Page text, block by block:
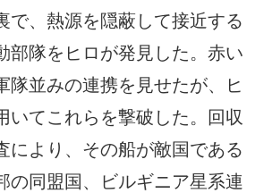
で、熱源を隠蔽して接近する
部隊をヒロが発見した。赤い
隊並みの連携を見せたが、ヒ
いてこれらを撃破した。回収
により、その船が敵国である
の同盟国、ビルギニア星系連